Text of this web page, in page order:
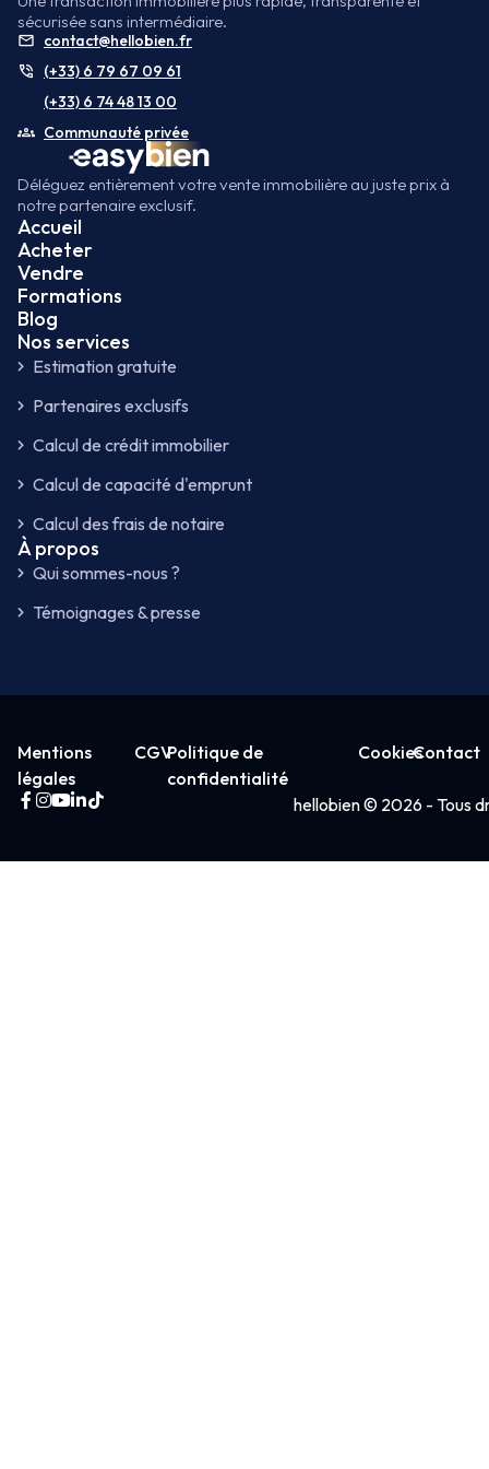
sécurisée sans intermédiaire.
contact@hellobien.fr
(+33) 6 79 67 09 61
(+33) 6 74 48 13 00
Communauté privée
Déléguez entièrement votre vente immobilière au juste prix à
notre partenaire exclusif.
Accueil
Acheter
Vendre
Formations
Blog
Nos services
Estimation gratuite
Partenaires exclusifs
Calcul de crédit immobilier
Calcul de capacité d'emprunt
Calcul des frais de notaire
À propos
Qui sommes-nous ?
Témoignages & presse
Mentions
légales
CGVPolitique de
confidentialité
CookiesContact
hellobien © 2026 - Tous